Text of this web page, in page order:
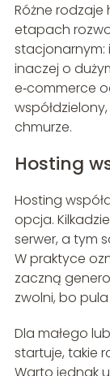
Różne
etapach
stacjonarnym:
inaczej o
e‑commerce
chmurze.
Hosting
Hosting
opcja.
serwer, a tym
W praktyce
zaczną
zwolni, bo
Dla małego
startuje, takie